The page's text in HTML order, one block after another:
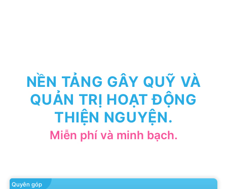
NỀN TẢNG GÂY QUỸ VÀ
QUẢN TRỊ HOẠT ĐỘNG
THIỆN NGUYỆN.
Miễn phí và minh bạch.
Quyên góp